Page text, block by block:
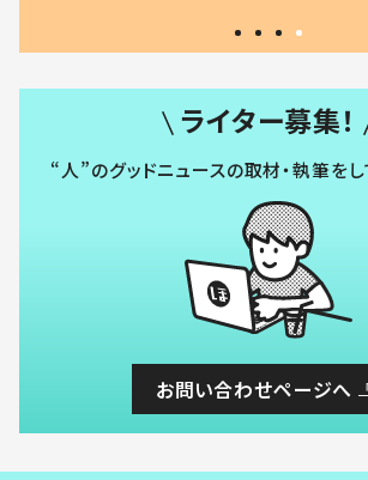
ライター募集！
“人”のグッドニュースの取材・執筆を
お問い合わせページへ